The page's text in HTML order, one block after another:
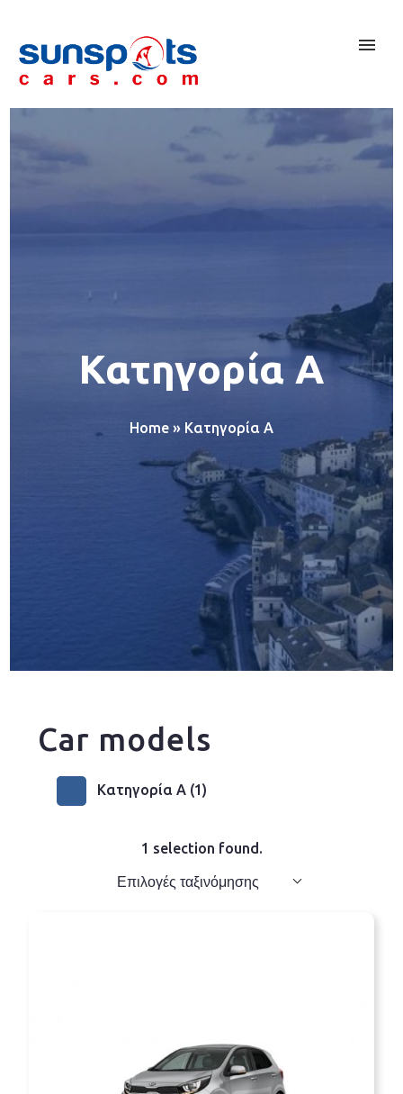
Κατηγορία A
Home » Κατηγορία A
Car models
Κατηγορία A (1)
1 selection found.
Επιλογές ταξινόμησης